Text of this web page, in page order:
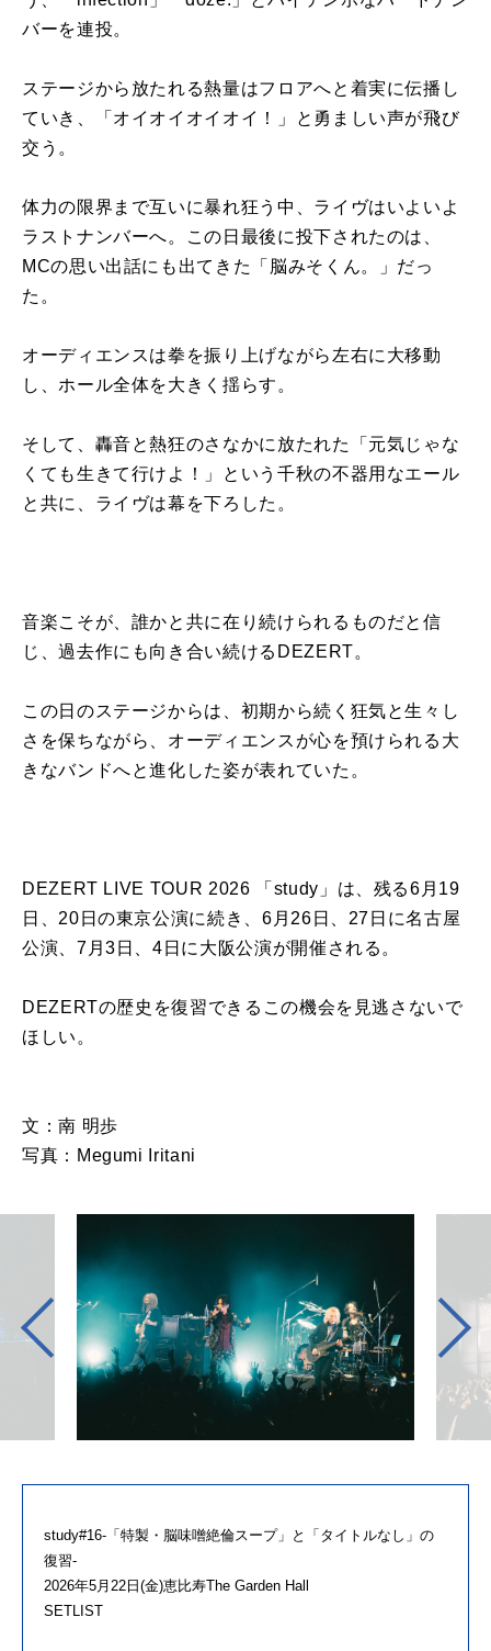
バーを連投。
ステージから放たれる熱量はフロアへと着実に伝播し
ていき、「オイオイオイオイ！」と勇ましい声が飛び
交う。
体力の限界まで互いに暴れ狂う中、ライヴはいよいよ
ラストナンバーへ。この日最後に投下されたのは、
MCの思い出話にも出てきた「脳みそくん。」だっ
た。
オーディエンスは拳を振り上げながら左右に大移動
し、ホール全体を大きく揺らす。
そして、轟音と熱狂のさなかに放たれた「元気じゃな
くても生きて行けよ！」という千秋の不器用なエール
と共に、ライヴは幕を下ろした。
音楽こそが、誰かと共に在り続けられるものだと信
じ、過去作にも向き合い続けるDEZERT。
この日のステージからは、初期から続く狂気と生々し
さを保ちながら、オーディエンスが心を預けられる大
きなバンドへと進化した姿が表れていた。
DEZERT LIVE TOUR 2026 「study」は、残る6月19
日、20日の東京公演に続き、6月26日、27日に名古屋
公演、7月3日、4日に大阪公演が開催される。
DEZERTの歴史を復習できるこの機会を見逃さないで
ほしい。
文：南 明歩
写真：Megumi Iritani
study#16-「特製・脳味噌絶倫スープ」と「タイトルなし」の
復習-
2026年5月22日(金)恵比寿The Garden Hall
SETLIST